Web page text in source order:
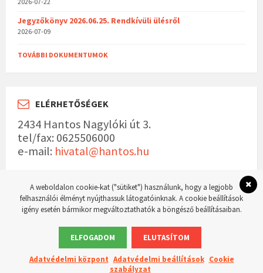
Jegyzőkönyv 2026.06.25. Rendkívüli ülésről
2026-07-09
TOVÁBBI DOKUMENTUMOK
ELÉRHETŐSÉGEK
2434 Hantos Nagylóki út 3.
tel/fax: 0625506000
e-mail: hivatal@hantos.hu
© 2023 Hantos község hivatalos weboldala Készítette:WordPress Master weboldal
A weboldalon cookie-kat ("sütiket") használunk, hogy a legjobb
felhasználói élményt nyújthassuk látogatóinknak. A cookie beállítások
igény esetén bármikor megváltoztathatók a böngésző beállításaiban.
ELFOGADOM ELUTASÍTOM
Adatvédelmi központ Adatvédelmi beállítások Cookie
szabályzat